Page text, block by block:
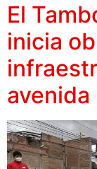
El
inicia
avenida